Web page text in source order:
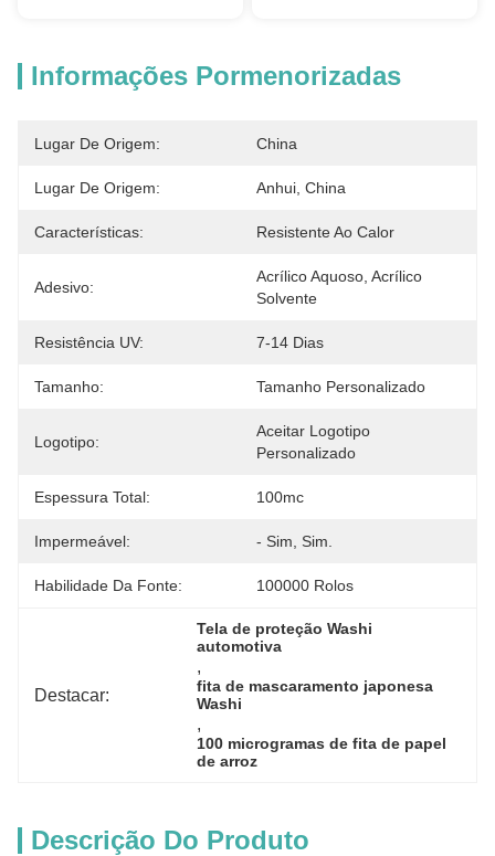
Informações Pormenorizadas
Lugar De Origem: China
Lugar De Origem: Anhui, China
Características: Resistente Ao Calor
Adesivo:
Acrílico Aquoso, Acrílico
Solvente
Resistência UV: 7-14 Dias
Tamanho: Tamanho Personalizado
Logotipo:
Aceitar Logotipo
Personalizado
Espessura Total: 100mc
Impermeável: - Sim, Sim.
Habilidade Da Fonte: 100000 Rolos
Destacar:
Tela de proteção Washi
automotiva
,
fita de mascaramento japonesa
Washi
,
100 microgramas de fita de papel
de arroz
Descrição Do Produto